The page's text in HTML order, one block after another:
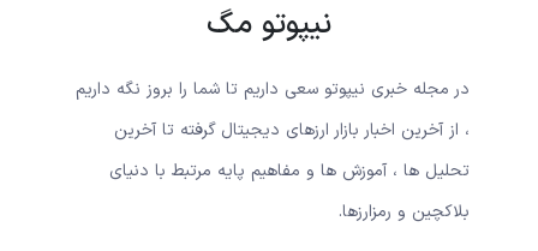
نیپوتو مگ
در مجله خبری نیپوتو سعی داریم تا شما را بروز نگه داریم
، از آخرین اخبار بازار ارزهای دیجیتال گرفته تا آخرین
تحلیل ها ، آموزش ها و مفاهیم پایه مرتبط با دنیای
بلاکچین و رمزارزها.